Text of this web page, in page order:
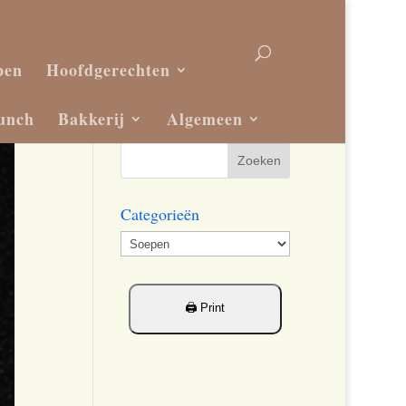
Hoofdgerechten
Bakkerij Algemeen
Categorieën
Categorieën